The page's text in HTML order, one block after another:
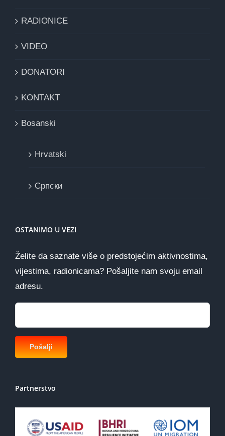
RADIONICE
VIDEO
DONATORI
KONTAKT
Bosanski
Hrvatski
Cрпски
OSTANIMO U VEZI
Želite da saznate više o predstojećim aktivnostima,
vijestima, radionicama? Pošaljite nam svoju email
adresu.
Partnerstvo